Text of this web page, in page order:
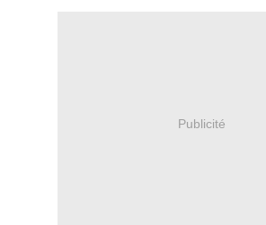
Publicité